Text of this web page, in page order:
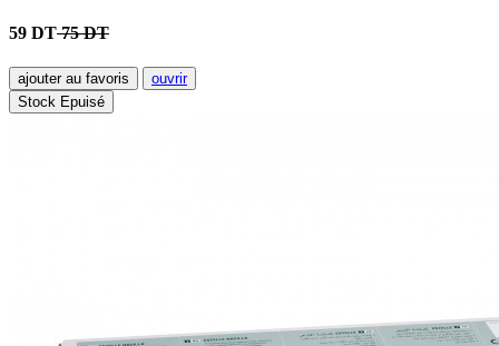
59 DT75 DT
ajouter au favoris
ouvrir
Stock Epuisé